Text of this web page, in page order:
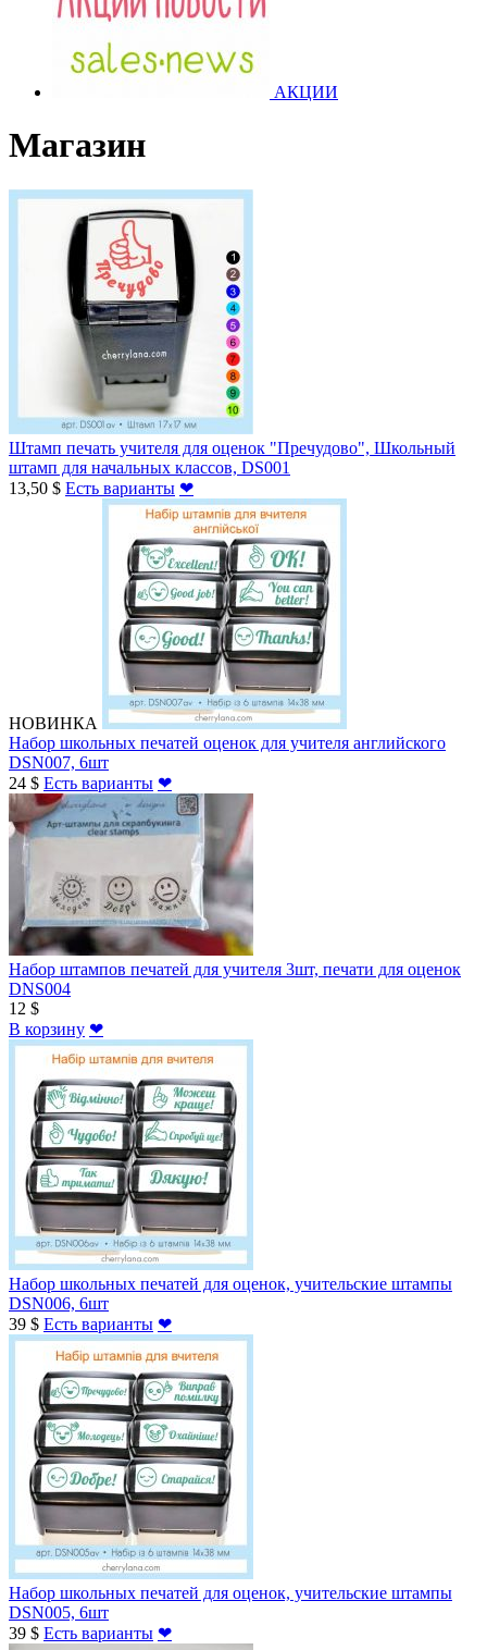
АКЦИИ
Магазин
Штамп печать учителя для оценок "Пречудово", Школьный
штамп для начальных классов, DS001
13,50 $ Есть варианты ❤
НОВИНКА
Набор школьных печатей оценок для учителя английского
DSN007, 6шт
24 $ Есть варианты ❤
Набор штампов печатей для учителя 3шт, печати для оценок
DNS004
12 $
В корзину ❤
Набор школьных печатей для оценок, учительские штампы
DSN006, 6шт
39 $ Есть варианты ❤
Набор школьных печатей для оценок, учительские штампы
DSN005, 6шт
39 $ Есть варианты ❤